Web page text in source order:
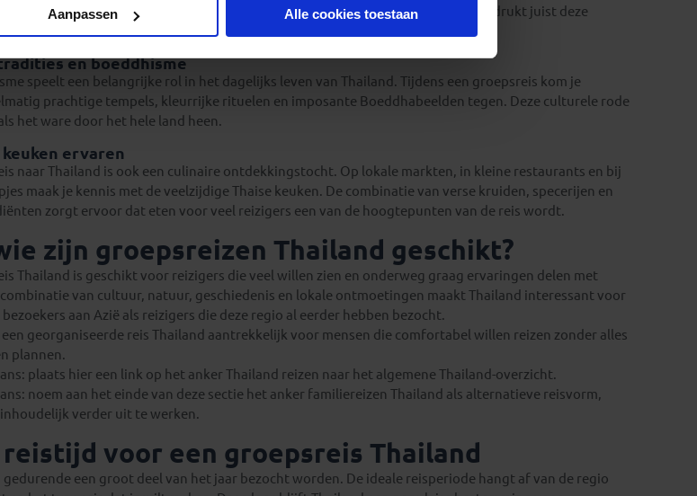
Aanpassen Alle cookies toestaan
dan veel reizigers verwachten. De bestaande bestemmingsinformatie benadrukt juist deze
natuur en cultuur als onderscheidend element van het land.
en boeddhisme
speelt een belangrijke rol in het dagelijks leven van Thailand. Tijdens een groepsreis kom je
prachtige tempels, kleurrijke rituelen en imposante Boeddhabeelden tegen. Deze culturele rode
het ware door het hele land heen.
keuken ervaren
naar Thailand is ook een culinaire ontdekkingstocht. Op lokale markten, in kleine restaurants en bij
maak je kennis met de veelzijdige Thaise keuken. De combinatie van verse kruiden, specerijen en
zorgt ervoor dat eten voor veel reizigers een van de hoogtepunten van de reis wordt.
zijn groepsreizen Thailand geschikt?
Thailand is geschikt voor reizigers die veel willen zien en onderweg graag ervaringen delen met
van cultuur, natuur, geschiedenis en lokale ontmoetingen maakt Thailand interessant voor
aan Azië als reizigers die deze regio al eerder hebben bezocht.
een georganiseerde reis Thailand aantrekkelijk voor mensen die comfortabel willen reizen zonder alles
plannen.
plaats hier een link op het anker Thailand reizen naar het algemene Thailand-overzicht.
noem aan het einde van deze sectie het anker familiereizen Thailand als alternatieve reisvorm,
verder uit te werken.
reistijd voor een groepsreis Thailand
gedurende een groot deel van het jaar bezocht worden. De ideale reisperiode hangt af van de regio